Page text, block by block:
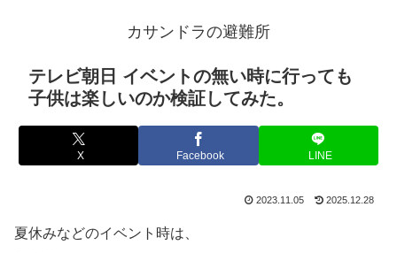
カサンドラの避難所
テレビ朝日 イベントの無い時に行っても
子供は楽しいのか検証してみた。
X Facebook LINE
2023.11.05 2025.12.28
夏休みなどのイベント時は、